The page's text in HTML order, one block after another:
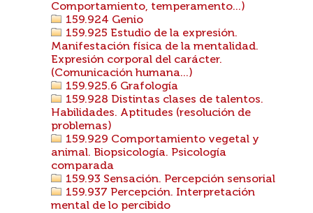
Comportamiento, temperamento...)
159.924 Genio
159.925 Estudio de la expresión.
Manifestación física de la mentalidad.
Expresión corporal del carácter.
(Comunicación humana...)
159.925.6 Grafología
159.928 Distintas clases de talentos.
Habilidades. Aptitudes (resolución de
problemas)
159.929 Comportamiento vegetal y
animal. Biopsicología. Psicología
comparada
159.93 Sensación. Percepción sensorial
159.937 Percepción. Interpretación
mental de lo percibido